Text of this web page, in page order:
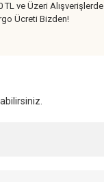
TL ve Üzeri Alışverişlerde
Ücreti Bizden!